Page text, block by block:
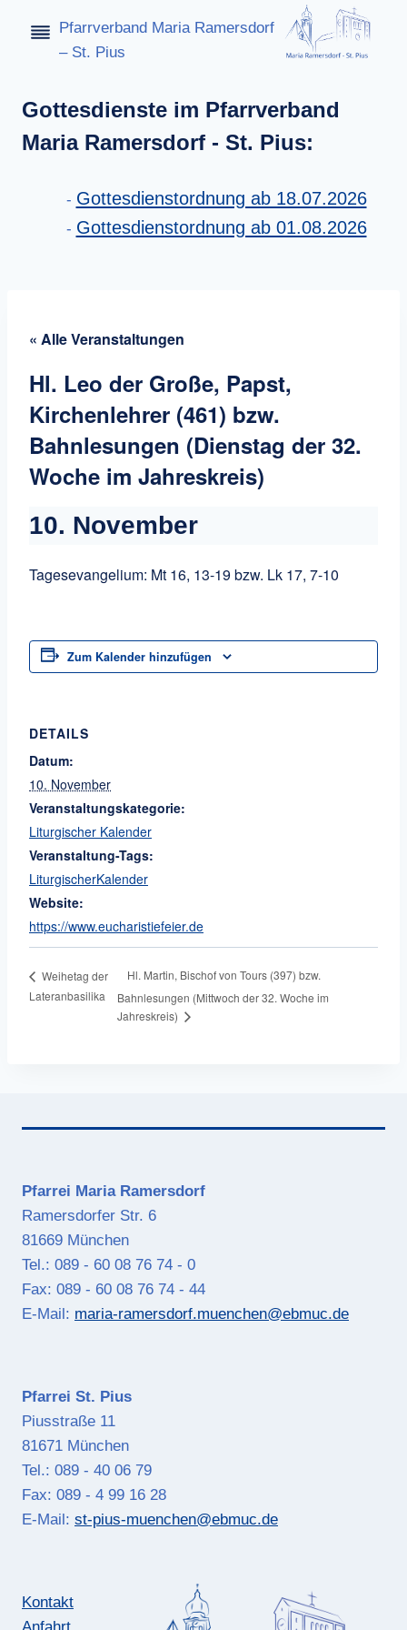
Inhalt
Pfarrverband Maria Ramersdorf
– St. Pius
Gottesdienste im Pfarrverband
Maria Ramersdorf - St. Pius:
Gottesdienstordnung ab 18.07.2026
Gottesdienstordnung ab 01.08.2026
« Alle Veranstaltungen
Hl. Leo der Große, Papst,
Kirchenlehrer (461) bzw.
Bahnlesungen (Dienstag der 32.
Woche im Jahreskreis)
10. November
Tagesevangelium: Mt 16, 13-19 bzw. Lk 17, 7-10
Zum Kalender hinzufügen
DETAILS
Datum:
10. November
Veranstaltungskategorie:
Liturgischer Kalender
Veranstaltung-Tags:
LiturgischerKalender
Website:
https://www.eucharistiefeier.de
Weihetag der
Lateranbasilika
Hl. Martin, Bischof von Tours (397) bzw.
Bahnlesungen (Mittwoch der 32. Woche im
Jahreskreis)
Pfarrei Maria Ramersdorf
Ramersdorfer Str. 6
81669 München
Tel.: 089 - 60 08 76 74 - 0
Fax: 089 - 60 08 76 74 - 44
E-Mail: maria-ramersdorf.muenchen@ebmuc.de
Pfarrei St. Pius
Piusstraße 11
81671 München
Tel.: 089 - 40 06 79
Fax: 089 - 4 99 16 28
E-Mail: st-pius-muenchen@ebmuc.de
Kontakt